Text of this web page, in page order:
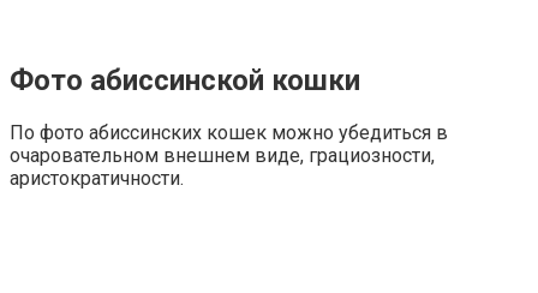
Фото абиссинской кошки
По фото абиссинских кошек можно убедиться в
очаровательном внешнем виде, грациозности,
аристократичности.